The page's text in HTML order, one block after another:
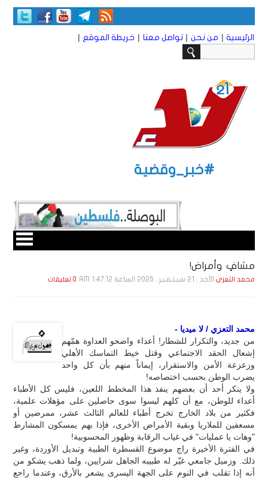
الرئيسية | من نحن | تواصل معنا | خريطة الموقع |
#خبر_وقضية
مشافٍ وأمراض!
محمد التعزي الأحد , 21 سـبـتـمـبـر , 2025 الساعة 1:47:12 AM 0 تعليقات
محمد التعزي / لا ميديا -
من جديد، والتكرار للشطار! أعداء واضحو العداوة همّهم
إشعال الحقد الاجتماعي وقتل خيط التماسك الأهلي
وزعزعة الأمن والاستقرار، إيماناً منهم بأن كل واحد
يضرب الوطن بحسب اختصاصه!
ولا ينكر أحد أن بعضهم ينفذ هذا المخطط اللعين، فليس كل الأطباء
أعداء للوطن، مع أن كلهم ليسوا سوى حاصلين على مؤهلات علمية،
فكثير من بلاد الخارج تخرج أطباء للعالم الثالث عشر، ممرضين أو
مسعفين للملاريا وبقية الأمراض الأخرى، فإذا بهم يمسكون المشارط
"وهات يا عمليات" في غياب الرقابة وظهور المحسوبية!
في الفترة الأخيرة راج موضوع القسطرة الطبية وتبديل الأوردة، وغير
ذلك. وزميل جامعي غيّر له طبيبه الجاهل شرايين، ولما ذهب يشكو من
أنه إذا تقلب في النوم على الجهة اليسرى يشعر بالأرق، وعندما راجع